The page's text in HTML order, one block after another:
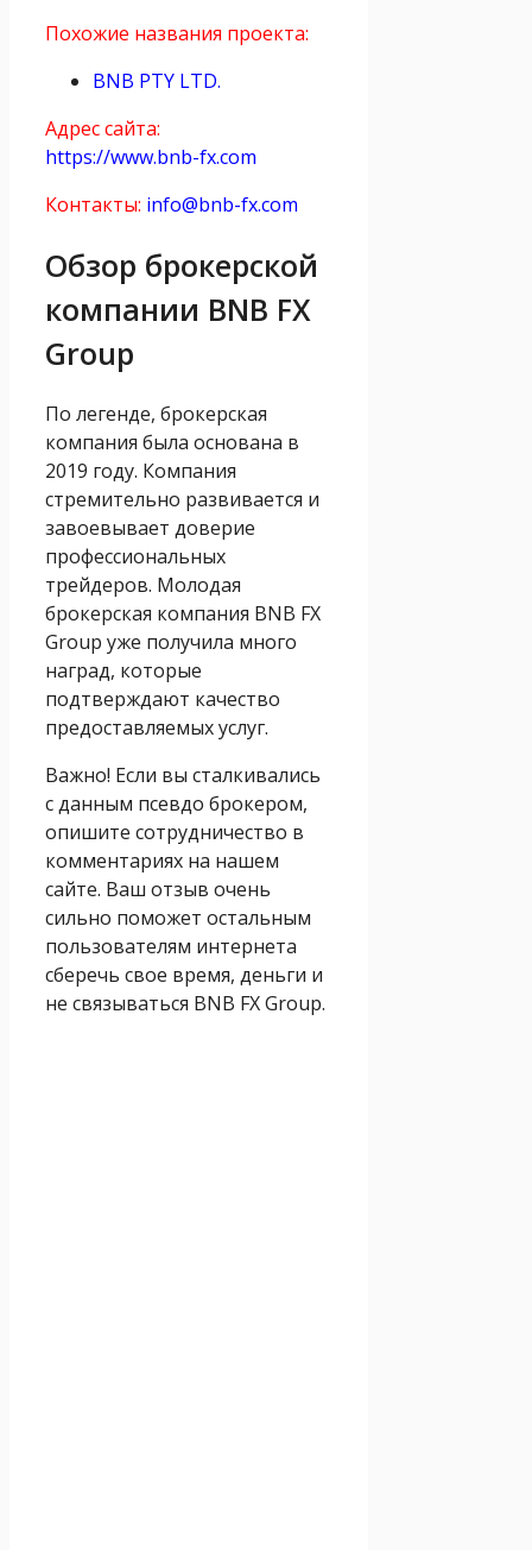
Похожие названия проекта:
BNB PTY LTD.
Адрес сайта:
https://www.bnb-fx.com
Контакты: info@bnb-fx.com
Обзор брокерской
компании BNB FX
Group
По легенде, брокерская
компания была основана в
2019 году. Компания
стремительно развивается и
завоевывает доверие
профессиональных
трейдеров. Молодая
брокерская компания BNB FX
Group уже получила много
наград, которые
подтверждают качество
предоставляемых услуг.
Важно! Если вы сталкивались
с данным псевдо брокером,
опишите сотрудничество в
комментариях на нашем
сайте. Ваш отзыв очень
сильно поможет остальным
пользователям интернета
сберечь свое время, деньги и
не связываться BNB FX Group.